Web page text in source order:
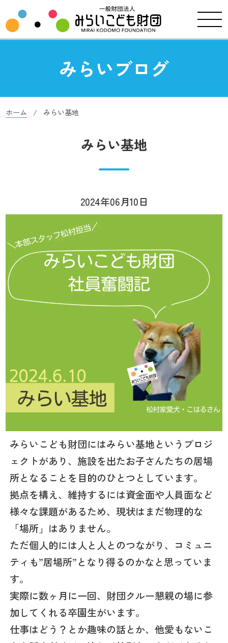
みらいブログ
ホーム みらい基地
みらい基地
2024年06月10日
みらいこども財団にはみらい基地というプロジ
ェクトがあり、施設を出たお子さんたちの居場
所となることを目的のひとつとしています。
拠点を構え、維持するには資金面や人員面など
様々な課題があるため、現状はまだ物理的な
「場所」はありません。
ただ個人的には人と人とのつながり、コミュニ
ティも”居場所”となり得るのかなと思っていま
す。
実際に数ヶ月に一回、財団クルー懇親の場に参
加してくれる卒園生がいます。
仕事はどう？とか趣味の話とか、他愛もないこ